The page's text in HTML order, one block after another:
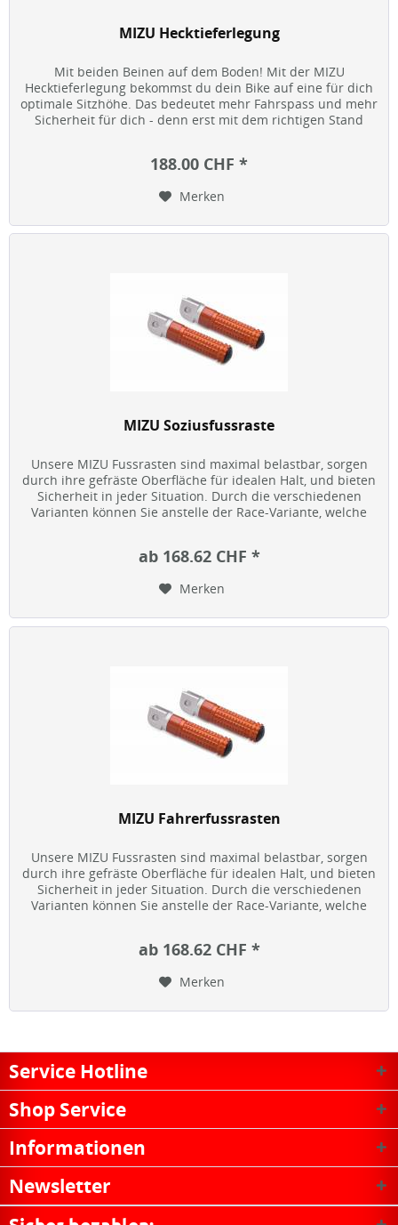
MIZU Hecktieferlegung
Mit beiden Beinen auf dem Boden! Mit der MIZU
Hecktieferlegung bekommst du dein Bike auf eine für dich
optimale Sitzhöhe. Das bedeutet mehr Fahrspass und mehr
Sicherheit für dich - denn erst mit dem richtigen Stand
188.00 CHF *
Merken
MIZU Soziusfussraste
Unsere MIZU Fussrasten sind maximal belastbar, sorgen
durch ihre gefräste Oberfläche für idealen Halt, und bieten
Sicherheit in jeder Situation. Durch die verschiedenen
Varianten können Sie anstelle der Race-Variante, welche
ab 168.62 CHF *
Merken
MIZU Fahrerfussrasten
Unsere MIZU Fussrasten sind maximal belastbar, sorgen
durch ihre gefräste Oberfläche für idealen Halt, und bieten
Sicherheit in jeder Situation. Durch die verschiedenen
Varianten können Sie anstelle der Race-Variante, welche
ab 168.62 CHF *
Merken
Service Hotline
Shop Service
Informationen
Newsletter